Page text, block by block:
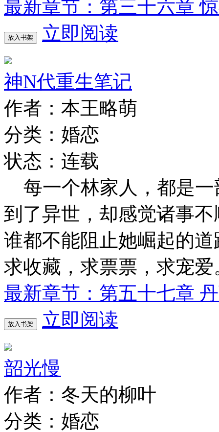
最新章节：第三十六章
放入书架 立即阅读
神N代重生笔记
作者：本王略萌
分类：婚恋
状态：连载
每一个林家人，都是一
到了异世，却感觉诸事
谁都不能阻止她崛起的
求收藏，求票票，求宠爱
最新章节：第五十七章
放入书架 立即阅读
韶光慢
作者：冬天的柳叶
分类：婚恋